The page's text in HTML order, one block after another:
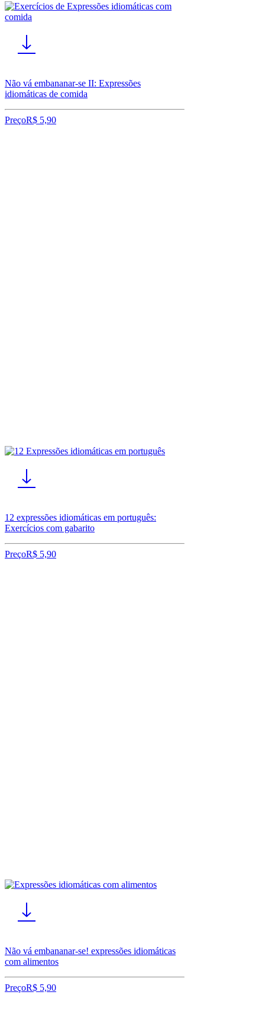
Não vá embananar-se II: Expressões
idiomáticas de comida
PreçoR$ 5,90
12 expressões idiomáticas em português:
Exercícios com gabarito
PreçoR$ 5,90
Não vá embananar-se! expressões idiomáticas
com alimentos
PreçoR$ 5,90